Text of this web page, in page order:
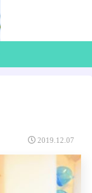
2019.12.07